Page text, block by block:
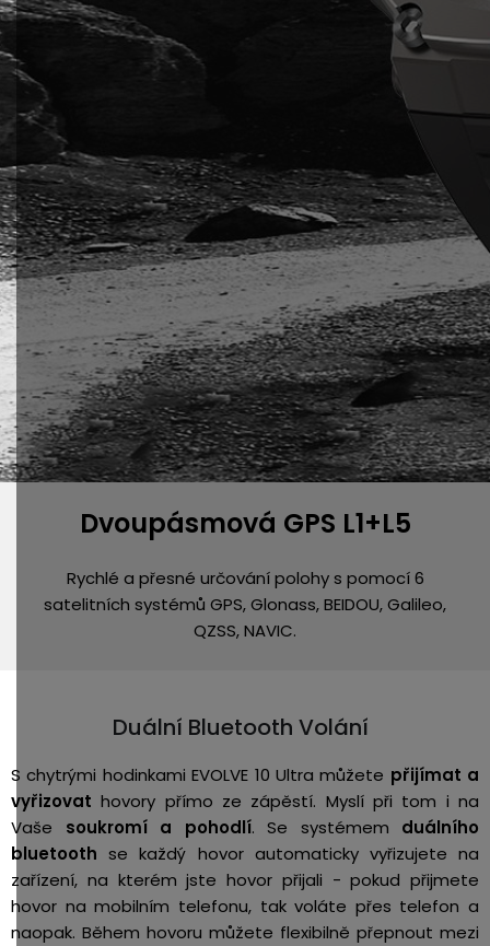
Dvoupásmová GPS L1+L5
Rychlé a přesné určování polohy s pomocí 6
satelitních systémů GPS, Glonass, BEIDOU, Galileo,
QZSS, NAVIC.
Duální Bluetooth Volání
S chytrými hodinkami EVOLVE 10 Ultra můžete přijímat a
vyřizovat hovory přímo ze zápěstí. Myslí při tom i na
Vaše soukromí a pohodlí. Se systémem duálního
bluetooth se každý hovor automaticky vyřizujete na
zařízení, na kterém jste hovor přijali - pokud přijmete
hovor na mobilním telefonu, tak voláte přes telefon a
naopak. Během hovoru můžete flexibilně přepnout mezi